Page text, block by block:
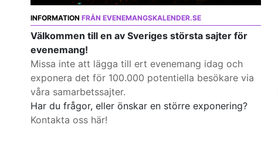
INFORMATION FRÅN EVENEMANGSKALENDER.SE
Välkommen till en av Sveriges största sajter för
evenemang!
Missa inte att lägga till ert evenemang idag och
exponera det för 100.000 potentiella besökare via
våra samarbetssajter.
Har du frågor, eller önskar en större exponering?
Kontakta oss här!